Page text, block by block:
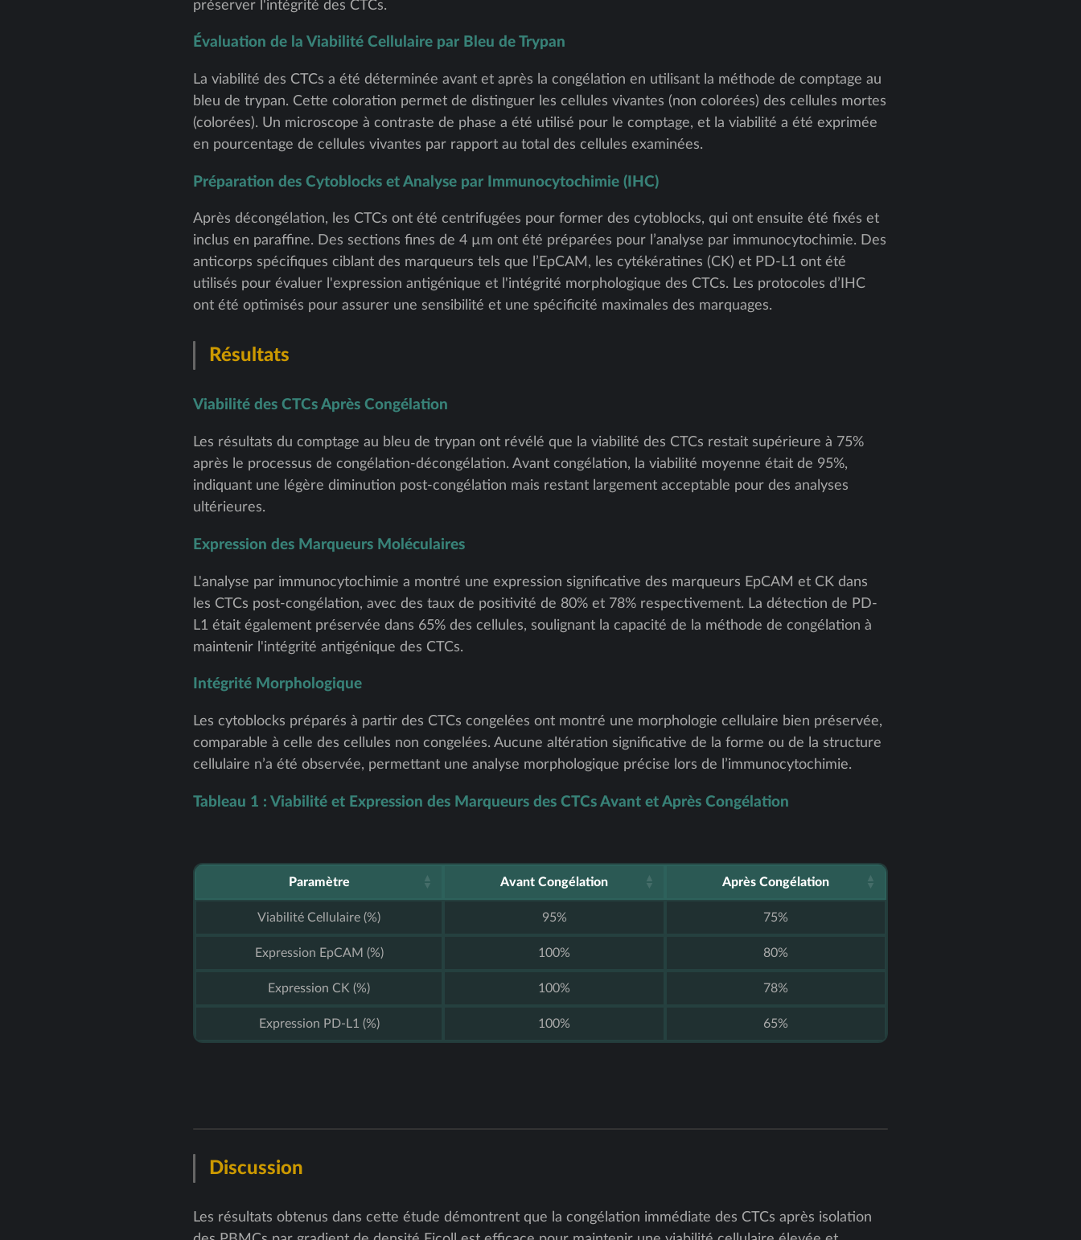
préserver l'intégrité des CTCs.
Évaluation de la Viabilité Cellulaire par Bleu de Trypan
La viabilité des CTCs a été déterminée avant et après la congélation en utilisant la méthode de comptage au
bleu de trypan. Cette coloration permet de distinguer les cellules vivantes (non colorées) des cellules mortes
(colorées). Un microscope à contraste de phase a été utilisé pour le comptage, et la viabilité a été exprimée
en pourcentage de cellules vivantes par rapport au total des cellules examinées.
Préparation des Cytoblocks et Analyse par Immunocytochimie (IHC)
Après décongélation, les CTCs ont été centrifugées pour former des cytoblocks, qui ont ensuite été fixés et
inclus en paraffine. Des sections fines de 4 µm ont été préparées pour l’analyse par immunocytochimie. Des
anticorps spécifiques ciblant des marqueurs tels que l’EpCAM, les cytékératines (CK) et PD-L1 ont été
utilisés pour évaluer l'expression antigénique et l'intégrité morphologique des CTCs. Les protocoles d’IHC
ont été optimisés pour assurer une sensibilité et une spécificité maximales des marquages.
Résultats
Viabilité des CTCs Après Congélation
Les résultats du comptage au bleu de trypan ont révélé que la viabilité des CTCs restait supérieure à 75%
après le processus de congélation-décongélation. Avant congélation, la viabilité moyenne était de 95%,
indiquant une légère diminution post-congélation mais restant largement acceptable pour des analyses
ultérieures.
Expression des Marqueurs Moléculaires
L'analyse par immunocytochimie a montré une expression significative des marqueurs EpCAM et CK dans
les CTCs post-congélation, avec des taux de positivité de 80% et 78% respectivement. La détection de PD-
L1 était également préservée dans 65% des cellules, soulignant la capacité de la méthode de congélation à
maintenir l'intégrité antigénique des CTCs.
Intégrité Morphologique
Les cytoblocks préparés à partir des CTCs congelées ont montré une morphologie cellulaire bien préservée,
comparable à celle des cellules non congelées. Aucune altération significative de la forme ou de la structure
cellulaire n’a été observée, permettant une analyse morphologique précise lors de l’immunocytochimie.
Tableau 1 : Viabilité et Expression des Marqueurs des CTCs Avant et Après Congélation
Paramètre Avant Congélation Après Congélation
Viabilité Cellulaire (%) 95% 75%
Expression EpCAM (%) 100% 80%
Expression CK (%) 100% 78%
Expression PD-L1 (%) 100% 65%
Discussion
Les résultats obtenus dans cette étude démontrent que la congélation immédiate des CTCs après isolation